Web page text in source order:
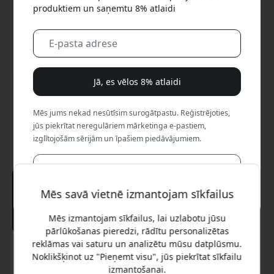
Ieteicamā cena
Mēs savā vietnē izmantojam sīkfailus
Mēs izmantojam sīkfailus, lai uzlabotu jūsu
pārlūkošanas pieredzi, rādītu personalizētas
reklāmas vai saturu un analizētu mūsu datplūsmu.
Noklikšķinot uz "Pieņemt visu", jūs piekrītat sīkfailu
izmantošanai.
produktiem un saņemtu 8% atlaidi
Jā, es vēlos 8% atlaidi
Mēs jums nekad nesūtīsim surogātpastu. Reģistrējoties,
jūs piekrītat neregulāriem mārketinga e-pastiem,
izglītojošām sērijām un īpašiem piedāvājumiem.